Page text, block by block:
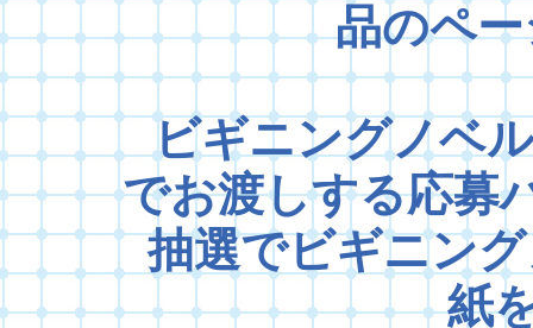
品のペ
ビギニングノベルズ
でお渡しする応募
抽選でビギニングノ
紙